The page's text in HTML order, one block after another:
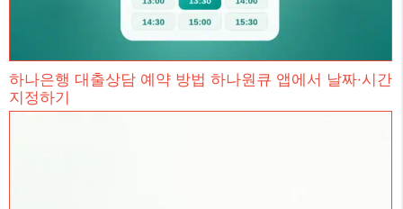
하나은행 대출상담 예약 방법 하나원큐 앱에서 날짜·시간
지정하기